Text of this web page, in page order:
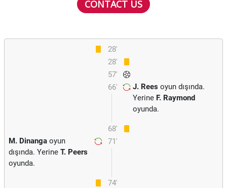
CONTACT US
28'
28'
57'
66'
J. Rees oyun dışında.
Yerine F. Raymond
oyunda.
68'
71'
M. Dinanga oyun
dışında. Yerine T. Peers
oyunda.
74'